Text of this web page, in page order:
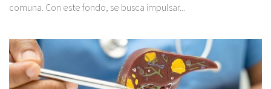
comuna. Con este fondo, se busca impulsar...